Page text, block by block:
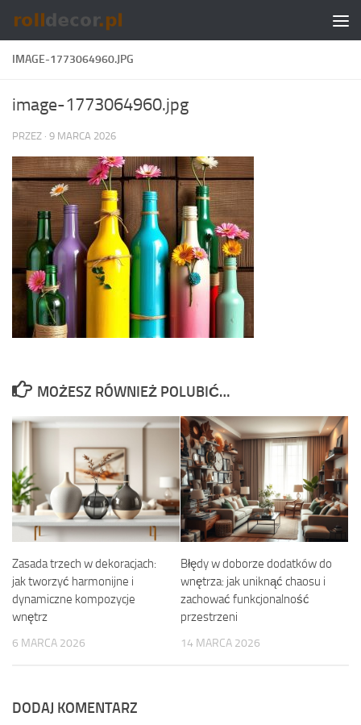
Skip to content
IMAGE-1773064960.JPG
image-1773064960.jpg
PRZEZ · 9 MARCA 2026
MOŻESZ RÓWNIEŻ POLUBIĆ…
Zasada trzech w dekoracjach:
jak tworzyć harmonijne i
dynamiczne kompozycje
wnętrz
6 MARCA 2026
Błędy w doborze dodatków do
wnętrza: jak uniknąć chaosu i
zachować funkcjonalność
przestrzeni
14 MARCA 2026
DODAJ KOMENTARZ